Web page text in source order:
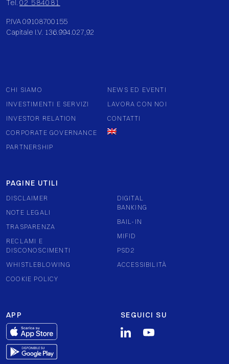
Tel. 02 584081
P.IVA 09108700155
Capitale I.V. 136.994.027,92
CHI SIAMO
INVESTIMENTI E SERVIZI
INVESTOR RELATION
CORPORATE GOVERNANCE
PARTNERSHIP
NEWS ED EVENTI
LAVORA CON NOI
CONTATTI
PAGINE UTILI
DISCLAIMER
NOTE LEGALI
TRASPARENZA
RECLAMI E
DISCONOSCIMENTI
WHISTLEBLOWING
COOKIE POLICY
DIGITAL
BANKING
BAIL-IN
MIFID
PSD2
ACCESSIBILITÀ
APP SEGUICI SU